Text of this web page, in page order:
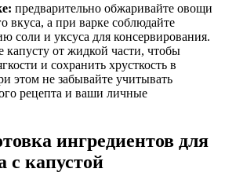
предварительно обжаривайте овощи
вкуса, а при варке соблюдайте
соли и уксуса для консервирования.
капусту от жидкой части, чтобы
и сохранить хрусткость в
этом не забывайте учитывать
рецепта и ваши личные
ингредиентов для
с капустой